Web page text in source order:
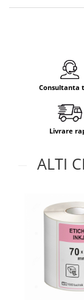
Consultanta
Livrare
ALTI